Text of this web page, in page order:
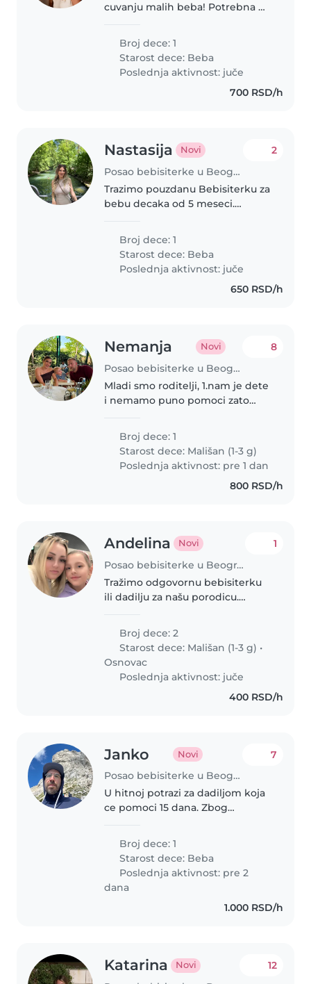
cuvanju malih beba! Potrebna mi
dnevno. Tražim nekoga ko ima
iskustva i nije mu strano da
ostane tih par sati sam sa..
Broj dece: 1
Starost dece: Beba
Poslednja aktivnost: juče
700 RSD/h
Nastasija Novi
Posao bebisiterke u Beograd
2
Trazimo pouzdanu Bebisiterku za
bebu decaka od 5 meseci.
kucnog ljubimca.
Broj dece: 1
Starost dece: Beba
Poslednja aktivnost: juče
650 RSD/h
Nemanja Novi
Posao bebisiterke u Beograd
8
Mladi smo roditelji, 1.nam je dete
i nemamo puno pomoci zato
potrebna osoba od poverenja da
pricuva sina kako bi imali vreme
za sebe
Broj dece: 1
Starost dece: Mališan (1-3 g)
Poslednja aktivnost: pre 1 dan
800 RSD/h
Andelina Novi
Posao bebisiterke u Beograd
1
Tražimo odgovornu bebisiterku
ili dadilju za našu porodicu.
i toploćom, te cenimo pomoć od
nekog ko je ljubazan, pedantan..
Broj dece: 2
Starost dece: Mališan (1-3 g) •
Osnovac
Poslednja aktivnost: juče
400 RSD/h
Janko Novi
Posao bebisiterke u Beograd
7
U hitnoj potrazi za dadiljom koja
ce pomoci 15 dana. Zbog
oba roditelja ne mogu biti kod
kuce i pomoc nam je hitno
potrebna.
Broj dece: 1
Starost dece: Beba
Poslednja aktivnost: pre 2
dana
1.000 RSD/h
Katarina Novi 12